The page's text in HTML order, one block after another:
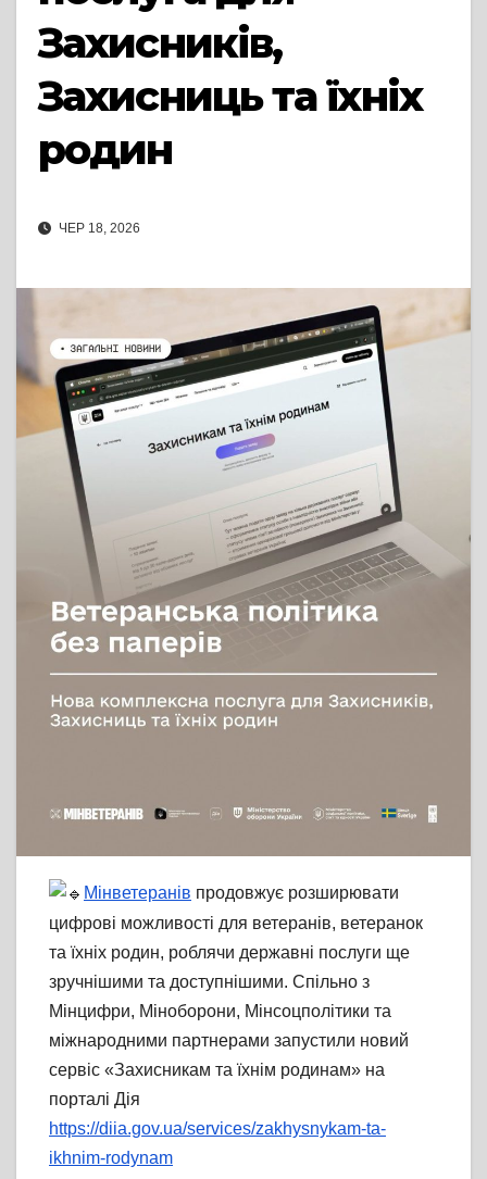
Захисників,
Захисниць та їхніх
родин
ЧЕР 18, 2026
Мінветеранів продовжує розширювати
цифрові можливості для ветеранів, ветеранок
та їхніх родин, роблячи державні послуги ще
зручнішими та доступнішими. Спільно з
Мінцифри, Міноборони, Мінсоцполітики та
міжнародними партнерами запустили новий
сервіс «Захисникам та їхнім родинам» на
порталі Дія
https://diia.gov.ua/services/zakhysnykam-ta-
ikhnim-rodynam